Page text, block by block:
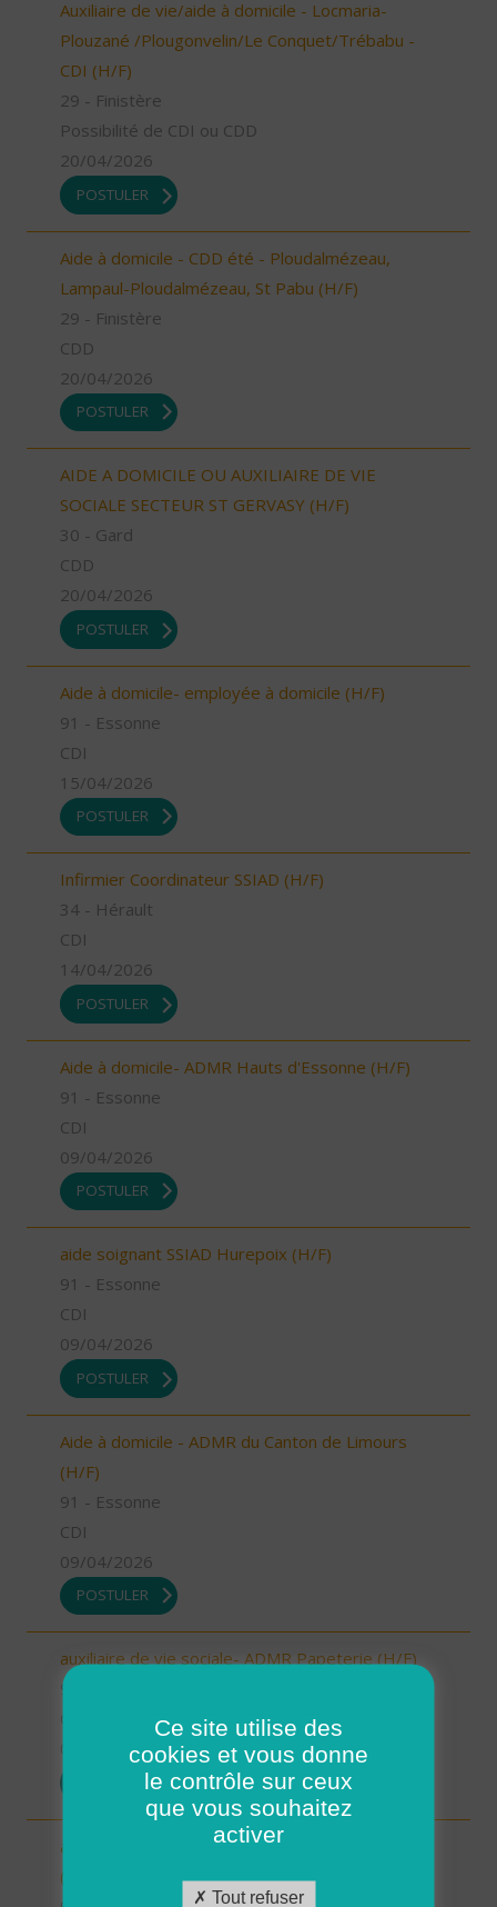
Auxiliaire de vie/aide à domicile - Locmaria-
Plouzané /Plougonvelin/Le Conquet/Trébabu -
CDI (H/F)
29 - Finistère
Possibilité de CDI ou CDD
20/04/2026
POSTULER
Aide à domicile - CDD été - Ploudalmézeau,
Lampaul-Ploudalmézeau, St Pabu (H/F)
29 - Finistère
CDD
20/04/2026
POSTULER
AIDE A DOMICILE OU AUXILIAIRE DE VIE
SOCIALE SECTEUR ST GERVASY (H/F)
30 - Gard
CDD
20/04/2026
POSTULER
Aide à domicile- employée à domicile (H/F)
91 - Essonne
CDI
15/04/2026
POSTULER
Infirmier Coordinateur SSIAD (H/F)
34 - Hérault
CDI
14/04/2026
POSTULER
Aide à domicile- ADMR Hauts d'Essonne (H/F)
91 - Essonne
CDI
09/04/2026
POSTULER
aide soignant SSIAD Hurepoix (H/F)
91 - Essonne
CDI
09/04/2026
POSTULER
Aide à domicile - ADMR du Canton de Limours
(H/F)
91 - Essonne
CDI
09/04/2026
POSTULER
auxiliaire de vie sociale- ADMR Papeterie (H/F)
91 - Essonne
09/04/2026
auxiliaire de vie sociale- ADMR Hauts d'Essonne
(H/F)
Ce site utilise des
cookies et vous donne
le contrôle sur ceux
que vous souhaitez
activer
Tout refuser